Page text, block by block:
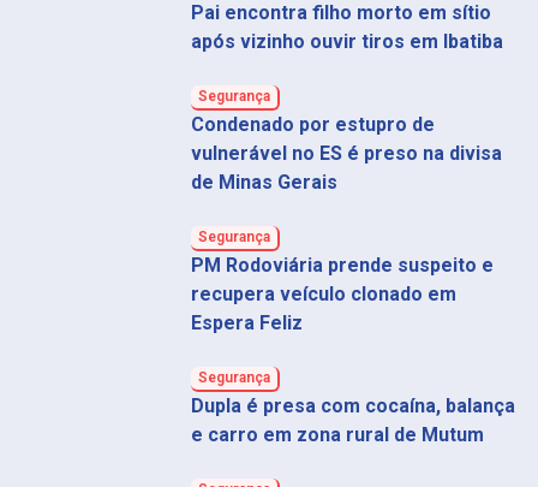
Pai encontra filho morto em sítio
após vizinho ouvir tiros em Ibatiba
Segurança
Condenado por estupro de
vulnerável no ES é preso na divisa
de Minas Gerais
Segurança
PM Rodoviária prende suspeito e
recupera veículo clonado em
Espera Feliz
Segurança
Dupla é presa com cocaína, balança
e carro em zona rural de Mutum